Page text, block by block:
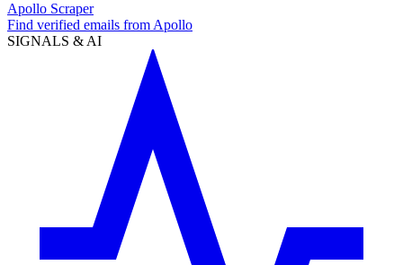
Apollo Scraper
Find verified emails from Apollo
SIGNALS & AI